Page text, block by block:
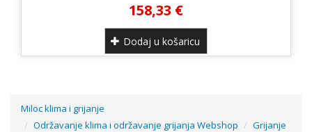
158,33 €
Dodaj u košaricu
Miloc klima i grijanje
Održavanje klima i održavanje grijanja Webshop
Grijanje